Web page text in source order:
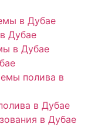
в Дубае
Дубае
в Дубае
полива в
в Дубае
в Дубае